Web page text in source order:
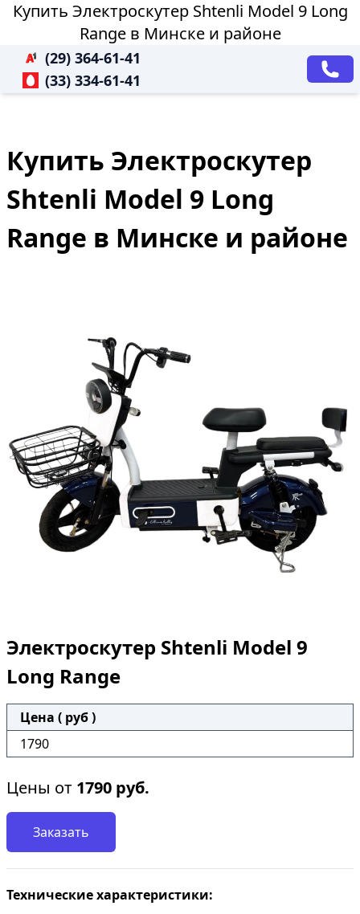
Купить Электроскутер Shtenli Model 9 Long
Range в Минске и районе
(29) 364-61-41
(33) 334-61-41
Купить Электроскутер
Shtenli Model 9 Long
Range в Минске и районе
Электроскутер Shtenli Model 9
Long Range
Цена ( руб )
1790
Цены от 1790 руб.
Заказать
Технические характеристики: